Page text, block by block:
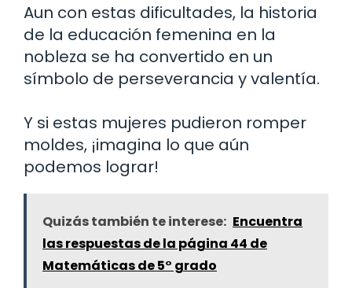
Aun con estas dificultades, la historia
de la educación femenina en la
nobleza se ha convertido en un
símbolo de perseverancia y valentía.
Y si estas mujeres pudieron romper
moldes, ¡imagina lo que aún
podemos lograr!
Quizás también te interese: Encuentra
las respuestas de la página 44 de
Matemáticas de 5° grado